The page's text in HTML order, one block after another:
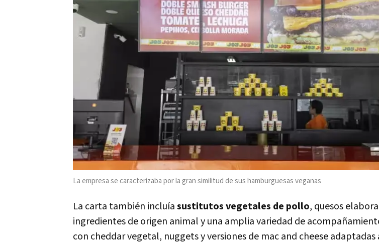
La empresa se caracterizaba por la gran similitud de sus hamburguesas veganas
La carta también incluíasustitutos vegetales de pollo, quesos
ingredientes de origen animal y una amplia variedad de
con cheddar vegetal, nuggets y versiones de mac and cheese